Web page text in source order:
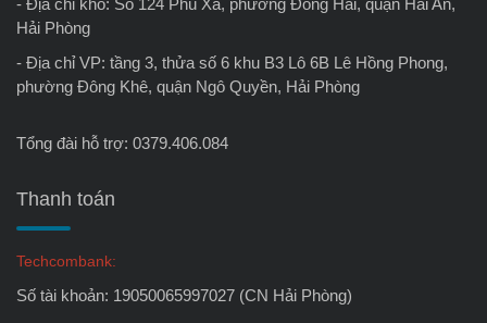
- Địa chỉ kho: Số 124 Phú Xá, phường Đông Hải, quận Hải An,
Hải Phòng
- Địa chỉ VP: tầng 3, thửa số 6 khu B3 Lô 6B Lê Hồng Phong,
phường Đông Khê, quận Ngô Quyền, Hải Phòng
Tổng đài hỗ trợ: 0379.406.084
Thanh toán
Techcombank:
Số tài khoản: 19050065997027 (CN Hải Phòng)